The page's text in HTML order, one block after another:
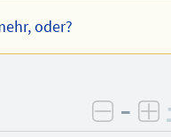
oder?
–